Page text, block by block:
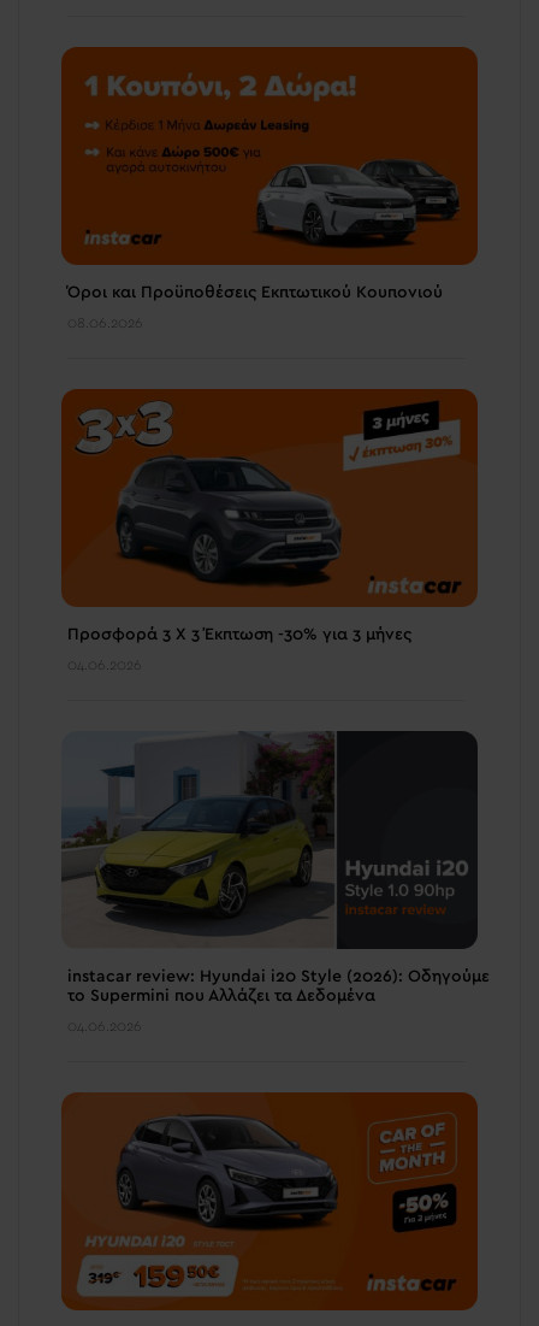
Όροι και Προϋποθέσεις Εκπτωτικού Κουπονιού
08.06.2026
Προσφορά 3 Χ 3 Έκπτωση -30% για 3 μήνες
04.06.2026
instacar review: Hyundai i20 Style (2026): Οδηγούμε
το Supermini που Αλλάζει τα Δεδομένα
04.06.2026